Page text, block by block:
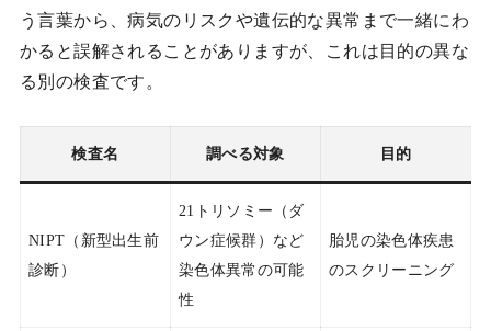
う言葉から、病気のリスクや遺伝的な異常まで一緒にわ
かると誤解されることがありますが、これは目的の異な
る別の検査です。
検査名 調べる対象 目的
NIPT（新型出生前
診断）
21トリソミー（ダ
ウン症候群）など
染色体異常の可能
性
胎児の染色体疾患
のスクリーニング